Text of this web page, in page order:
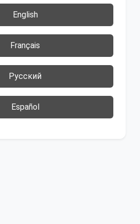
English
Français
Русский
Español